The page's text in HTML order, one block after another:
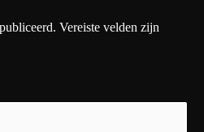
Vereiste velden zijn